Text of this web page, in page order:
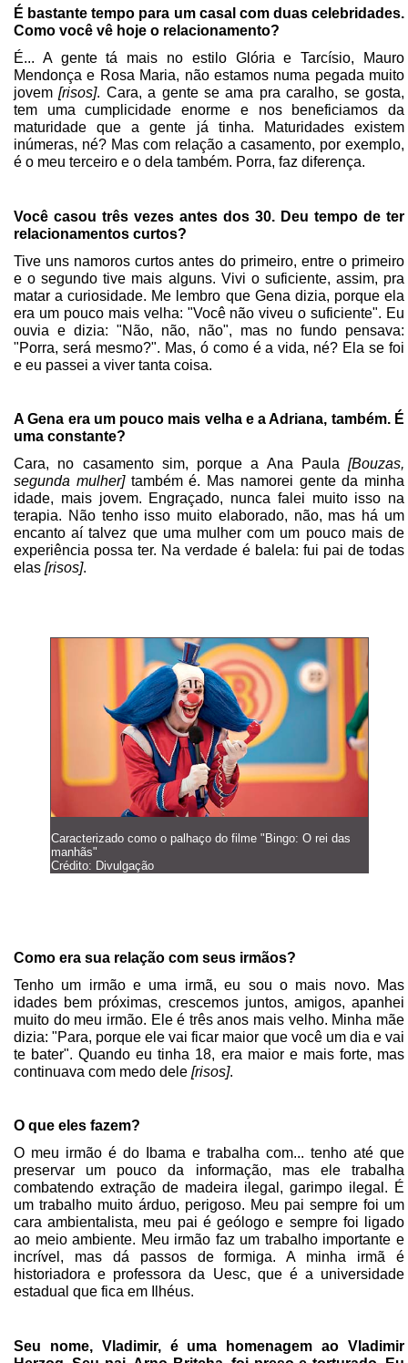
É bastante tempo para um casal com duas celebridades.
Como você vê hoje o relacionamento?
É... A gente tá mais no estilo Glória e Tarcísio, Mauro
Mendonça e Rosa Maria, não estamos numa pegada muito
jovem[risos]. Cara, a gente se ama pra caralho, se gosta,
tem uma cumplicidade enorme e nos beneficiamos da
maturidade que a gente já tinha. Maturidades existem
inúmeras, né? Mas com relação a casamento, por exemplo,
é o meu terceiro e o dela também. Porra, faz diferença.
Você casou três vezes antes dos 30. Deu tempo de ter
relacionamentos curtos?
Tive uns namoros curtos antes do primeiro, entre o primeiro
e o segundo tive mais alguns. Vivi o suficiente, assim, pra
matar a curiosidade. Me lembro que Gena dizia, porque ela
era um pouco mais velha: "Você não viveu o suficiente". Eu
ouvia e dizia: "Não, não, não", mas no fundo pensava:
"Porra, será mesmo?". Mas, ó como é a vida, né? Ela se foi
e eu passei a viver tanta coisa.
A Gena era um pouco mais velha e a Adriana, também. É
uma constante?
Cara, no casamento sim, porque a Ana Paula [Bouzas,
segunda mulher]também é. Mas namorei gente da minha
idade, mais jovem. Engraçado, nunca falei muito isso na
terapia. Não tenho isso muito elaborado, não, mas há um
encanto aí talvez que uma mulher com um pouco mais de
experiência possa ter. Na verdade é balela: fui pai de todas
elas [risos].
Caracterizado como o palhaço do filme "Bingo: O rei das
manhãs"
Crédito: Divulgação
Como era sua relação com seus irmãos?
Tenho um irmão e uma irmã, eu sou o mais novo. Mas
idades bem próximas, crescemos juntos, amigos, apanhei
muito do meu irmão. Ele é três anos mais velho. Minha mãe
dizia: "Para, porque ele vai ficar maior que você um dia e vai
te bater". Quando eu tinha 18, era maior e mais forte, mas
continuava com medo dele [risos].
O que eles fazem?
O meu irmão é do Ibama e trabalha com... tenho até que
preservar um pouco da informação, mas ele trabalha
combatendo extração de madeira ilegal, garimpo ilegal. É
um trabalho muito árduo, perigoso. Meu pai sempre foi um
cara ambientalista, meu pai é geólogo e sempre foi ligado
ao meio ambiente. Meu irmão faz um trabalho importante e
incrível, mas dá passos de formiga. A minha irmã é
historiadora e professora da Uesc, que é a universidade
estadual que fica em Ilhéus.
Seu nome, Vladimir, é uma homenagem ao Vladimir